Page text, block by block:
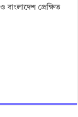
বাংলাদেশ প্রেক্ষিত